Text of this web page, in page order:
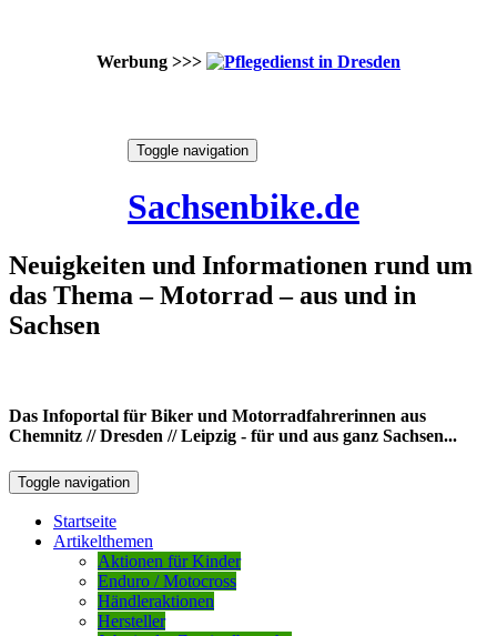
Werbung >>>
Toggle navigation
Sachsenbike.de
Neuigkeiten und Informationen rund um
das Thema – Motorrad – aus und in
Sachsen
Das Infoportal für Biker und Motorradfahrerinnen aus
Chemnitz // Dresden // Leipzig - für und aus ganz Sachsen...
Toggle navigation
Startseite
Artikelthemen
Aktionen für Kinder
Enduro / Motocross
Händleraktionen
Hersteller